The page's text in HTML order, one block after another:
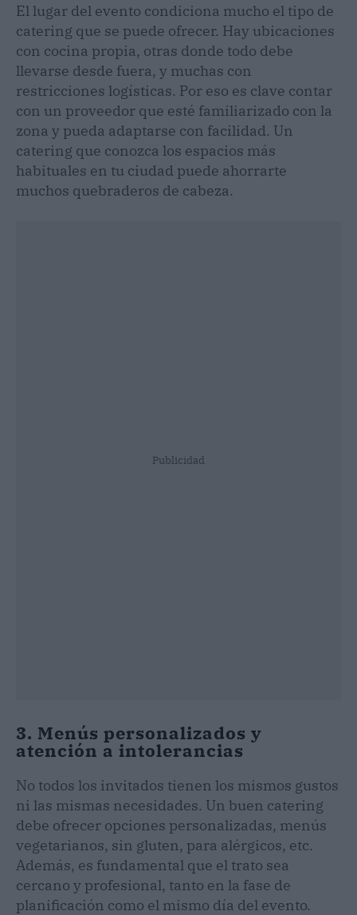
El lugar del evento condiciona mucho el tipo de
catering que se puede ofrecer. Hay ubicaciones
con cocina propia, otras donde todo debe
llevarse desde fuera, y muchas con
restricciones logísticas. Por eso es clave contar
con un proveedor que esté familiarizado con la
zona y pueda adaptarse con facilidad. Un
catering que conozca los espacios más
habituales en tu ciudad puede ahorrarte
muchos quebraderos de cabeza.
Publicidad
3. Menús personalizados y
atención a intolerancias
No todos los invitados tienen los mismos gustos
ni las mismas necesidades. Un buen catering
debe ofrecer opciones personalizadas, menús
vegetarianos, sin gluten, para alérgicos, etc.
Además, es fundamental que el trato sea
cercano y profesional, tanto en la fase de
planificación como el mismo día del evento.